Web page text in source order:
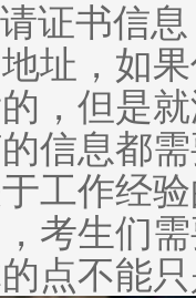
证书信息
址，如
，但是
信息都
工作经
考生们
点不能